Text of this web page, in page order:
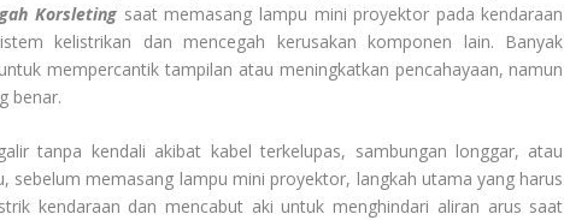
Korsleting saat memasang lampu mini proyektor pada kendaraan
kelistrikan dan mencegah kerusakan komponen lain. Banyak
mempercantik tampilan atau meningkatkan pencahayaan, namun
benar.
tanpa kendali akibat kabel terkelupas, sambungan longgar, atau
sebelum memasang lampu mini proyektor, langkah utama yang harus
kendaraan dan mencabut aki untuk menghindari aliran arus saat